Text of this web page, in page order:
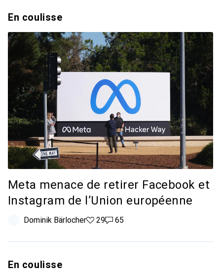
En coulisse
Meta menace de retirer Facebook et
Instagram de l’Union européenne
Dominik Bärlocher29 likes
2965 commentaires
65
En coulisse